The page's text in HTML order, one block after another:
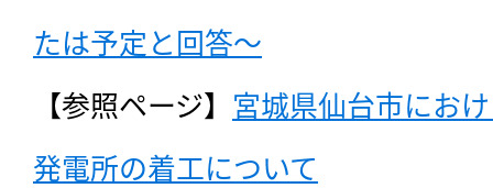
たは予定と回答〜
【参照ページ】 宮城県仙台市にお
発電所の着工について